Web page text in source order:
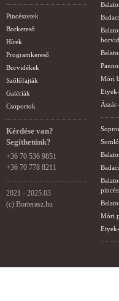
Pincészetek
Borkereső
Hírek
Programkereső
Borvidékek
Szőlőfajták
Galériák
Csoportok
Kérdése van?
Segíthetünk?
+36 70 536 9851
+36 70 778 8211
2021 - 2025.03
(c) Borterasz.hu
Móri
Móri